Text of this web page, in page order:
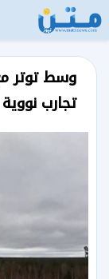
وسط توتر
تجارب نووية